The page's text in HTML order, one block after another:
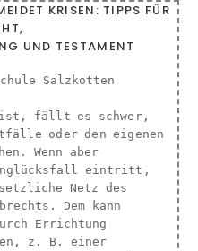
KRISEN: TIPPS FÜR
UND TESTAMENT
Salzkotten
ist, fällt es schwer,
oder den eigenen
Wenn aber
eintritt,
Netz des
Dem kann
Errichtung
z. B. einer